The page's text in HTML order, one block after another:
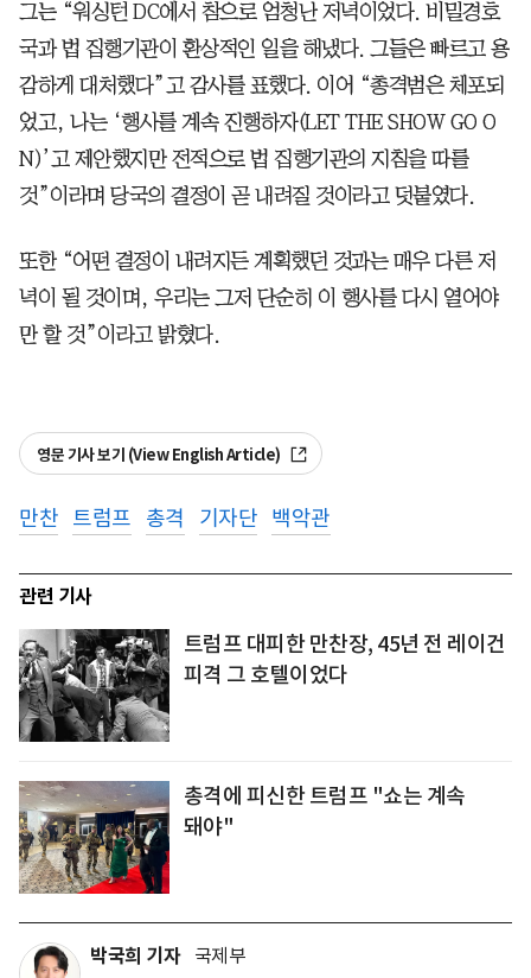
그는 “워싱턴 DC에서 참으로 엄청난 저녁이었다. 비밀경호
국과 법 집행기관이 환상적인 일을 해냈다. 그들은 빠르고 용
감하게 대처했다”고 감사를 표했다. 이어 “총격범은 체포되
었고, 나는 ‘행사를 계속 진행하자(LET THE SHOW GO O
N)’고 제안했지만 전적으로 법 집행기관의 지침을 따를
것”이라며 당국의 결정이 곧 내려질 것이라고 덧붙였다.
또한 “어떤 결정이 내려지든 계획했던 것과는 매우 다른 저
녁이 될 것이며, 우리는 그저 단순히 이 행사를 다시 열어야
만 할 것”이라고 밝혔다.
영문 기사 보기 (View English Article)
만찬 트럼프 총격 기자단 백악관
관련 기사
트럼프 대피한 만찬장, 45년 전 레이건
피격 그 호텔이었다
총격에 피신한 트럼프 "쇼는 계속
돼야"
박국희 기자 국제부